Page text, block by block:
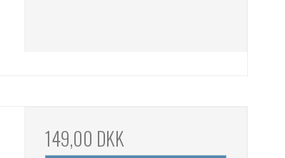
149,00 DKK